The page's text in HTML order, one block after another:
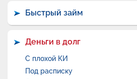
Быстрый займ
Деньги в долг
С плохой КИ
Под расписку